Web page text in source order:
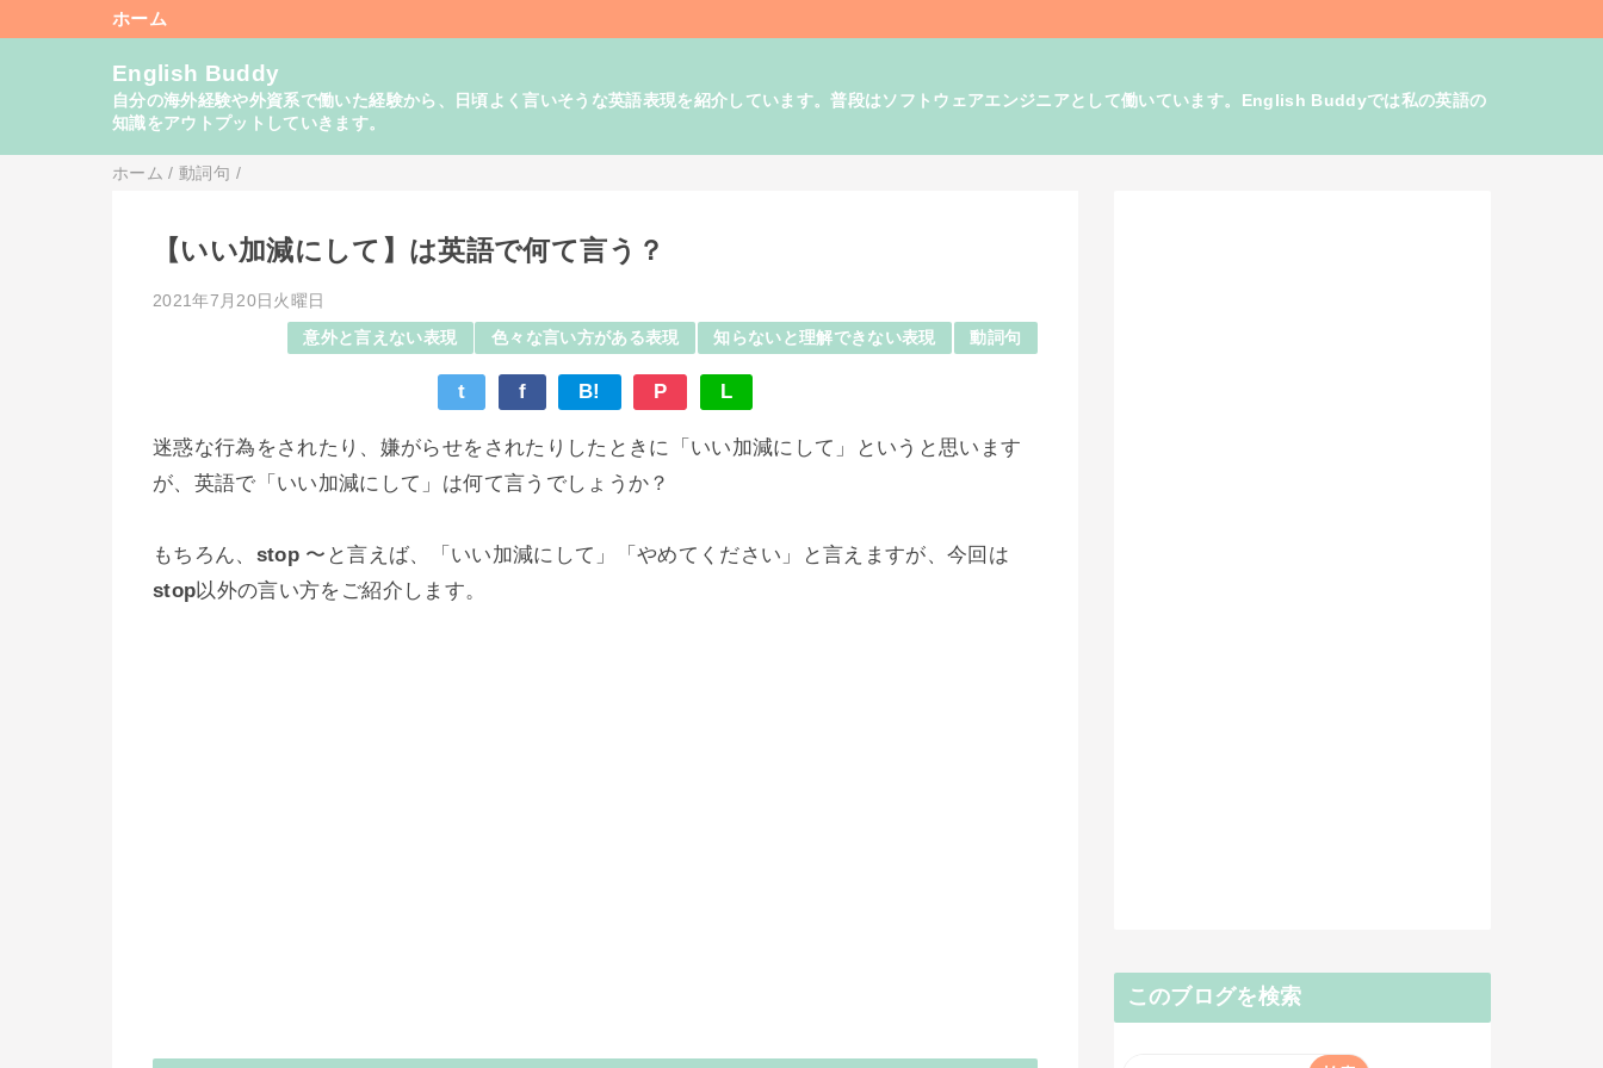
ホーム
English Buddy
自分の海外経験や外資系で働いた経験から、日頃よく言いそうな英語表現を紹介しています。普段はソフトウェアエンジニアとして働いています。English Buddyでは私の英語の
知識をアウトプットしていきます。
ホーム /動詞句 /
【いい加減にして】は英語で何て言う？
2021年7月20日火曜日
意外と言えない表現 色々な言い方がある表現 知らないと理解できない表現 動詞句
t f B! P L
迷惑な行為をされたり、嫌がらせをされたりしたときに「いい加減にして」というと思います
が、英語で「いい加減にして」は何て言うでしょうか？
もちろん、 stop 〜と言えば、「いい加減にして」「やめてください」と言えますが、今回は
stop以外の言い方をご紹介します。
このブログを検索